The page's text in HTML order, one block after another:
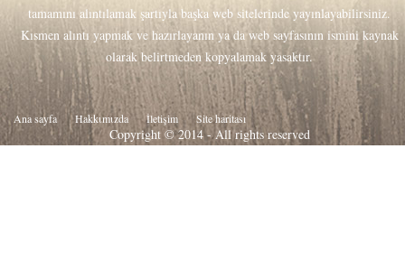
tamamını alıntılamak şartıyla başka web sitelerinde yayınlayabilirsiniz.
Kısmen alıntı yapmak ve hazırlayanın ya da web sayfasının ismini kaynak
olarak belirtmeden kopyalamak yasaktır.
Ana sayfa Hakkιmιzda İletişim Site haritası
Copyright © 2014 - All rights reserved